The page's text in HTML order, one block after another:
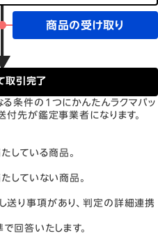
商品の受け取り
取引完了
条件の１つにかんたんラクマパッ
付先が鑑定事業者になります。
している商品。
していない商品。
送り事項があり、判定の詳細連携
回答いたします。